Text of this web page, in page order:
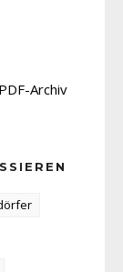
PDF-Archiv